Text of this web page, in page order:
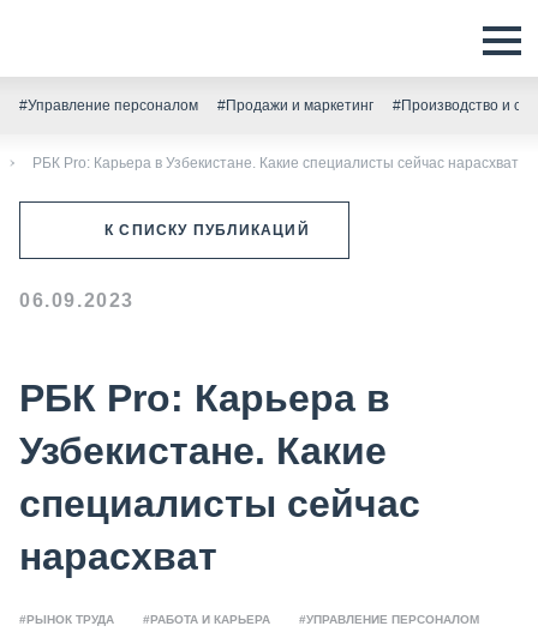
#Управление персоналом #Продажи и маркетинг #Производство и
РБК Pro: Карьера в Узбекистане. Какие специалисты сейчас нарасхват
К СПИСКУ ПУБЛИКАЦИЙ
06.09.2023
РБК Pro: Карьера в
Узбекистане. Какие
специалисты сейчас
нарасхват
#РЫНОК ТРУДА #РАБОТА И КАРЬЕРА #УПРАВЛЕНИЕ ПЕРСОНАЛОМ